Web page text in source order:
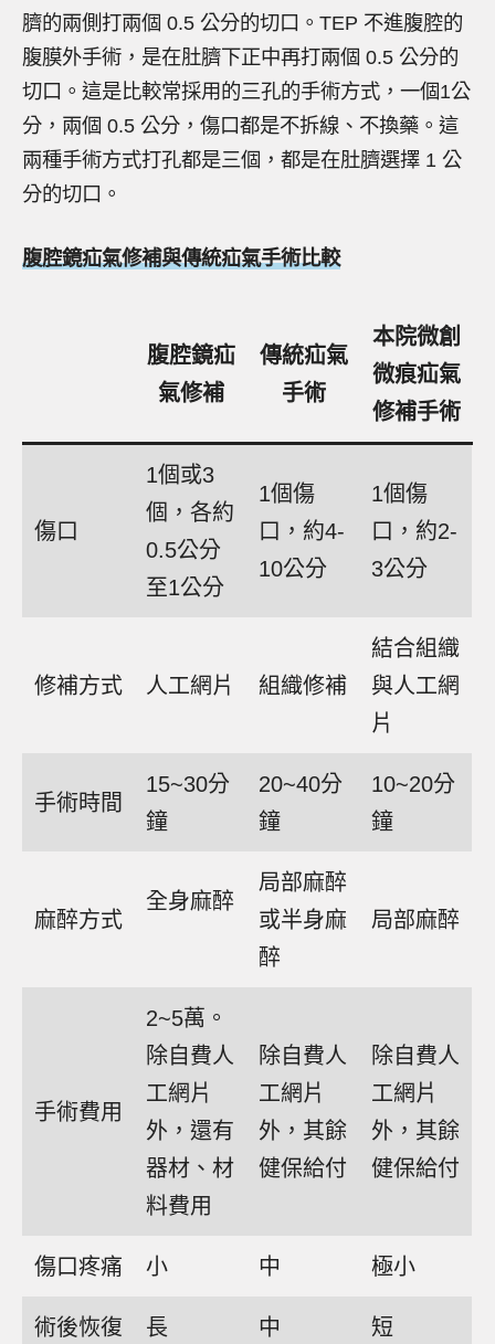
臍的兩側打兩個 0.5 公分的切口。TEP 不進腹腔的
腹膜外手術，是在肚臍下正中再打兩個 0.5 公分的
切口。這是比較常採用的三孔的手術方式，一個1公
分，兩個 0.5 公分，傷口都是不拆線、不換藥。這
兩種手術方式打孔都是三個，都是在肚臍選擇 1 公
分的切口。
腹腔鏡疝氣修補與傳統疝氣手術比較
腹腔鏡疝
氣修補
傳統疝氣
手術
本院微創
微痕疝氣
修補手術
傷口
1個或3
個，各約
0.5公分
至1公分
1個傷
口，約4-
10公分
1個傷
口，約2-
3公分
修補方式 人工網片 組織修補
結合組織
與人工網
片
手術時間
15~30分
鐘
20~40分
鐘
10~20分
鐘
麻醉方式
全身麻醉
局部麻醉
或半身麻
醉
局部麻醉
手術費用
2~5萬。
除自費人
工網片
外，還有
器材、材
料費用
除自費人
工網片
外，其餘
健保給付
除自費人
工網片
外，其餘
健保給付
傷口疼痛 小 中 極小
術後恢復 長 中 短